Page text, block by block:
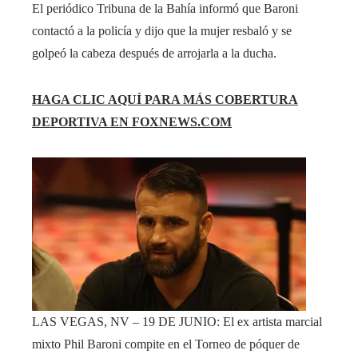
El periódico Tribuna de la Bahía informó que Baroni
contactó a la policía y dijo que la mujer resbaló y se
golpeó la cabeza después de arrojarla a la ducha.
HAGA CLIC AQUÍ PARA MÁS COBERTURA
DEPORTIVA EN FOXNEWS.COM
LAS VEGAS, NV – 19 DE JUNIO: El ex artista marcial
mixto Phil Baroni compite en el Torneo de póquer de